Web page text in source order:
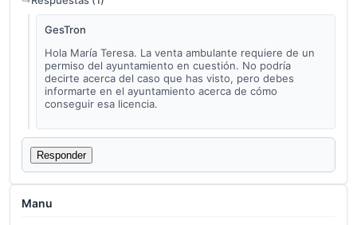
GesTron
Hola María Teresa. La venta ambulante requiere de un
permiso del ayuntamiento en cuestión. No podría
decirte acerca del caso que has visto, pero debes
informarte en el ayuntamiento acerca de cómo
conseguir esa licencia.
Responder
Manu